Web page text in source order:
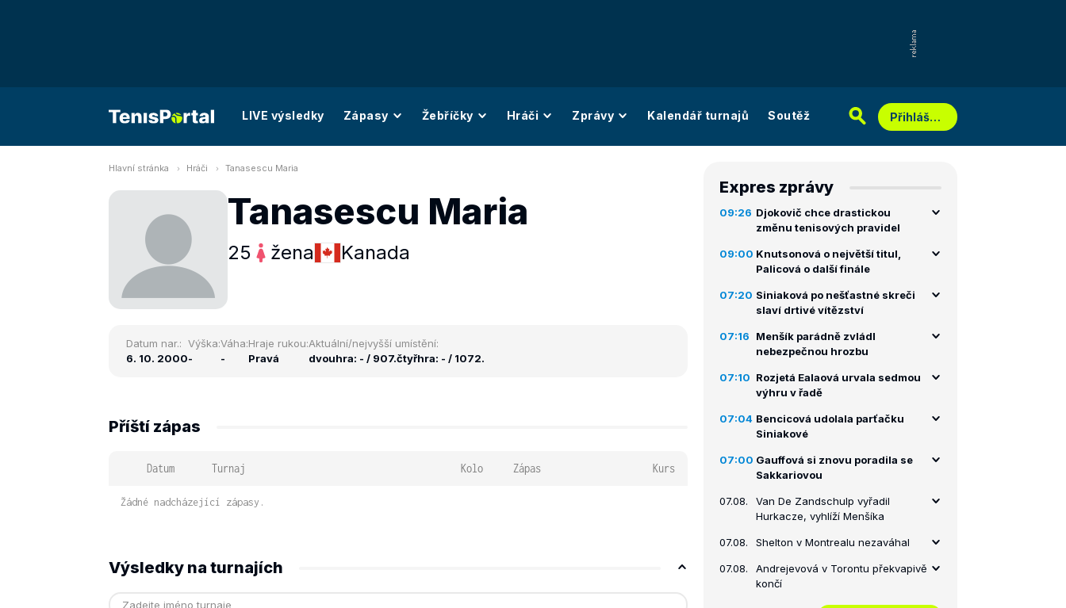
LIVE výsledky Zápasy Žebříčky Hráči Zprávy Kalendář turnajů Soutěž Přihlášení
Hlavní stránka Hráči Tanasescu Maria
Tanasescu Maria
25 žena Kanada
Datum nar.:
6. 10. 2000
Výška:
-
Váha:
-
Hraje rukou:
Pravá
Aktuální/nejvyšší umístění:
dvouhra: - / 907.čtyřhra: - / 1072.
Příští zápas
Datum Turnaj Kolo Zápas Kurs
Žádné nadcházející zápasy.
Výsledky na turnajích
Expres zprávy
09:26 Djokovič chce drastickou
změnu tenisových pravidel
09:00 Knutsonová o největší titul,
Palicová o další finále
07:20 Siniaková po nešťastné skreči
slaví drtivé vítězství
07:16
Menšík parádně zvládl
nebezpečnou hrozbu
07:10 Rozjetá Ealaová urvala sedmou
výhru v řadě
07:04 Bencicová udolala parťačku
Siniakové
07:00 Gauffová si znovu poradila se
Sakkariovou
07.08.
Van De Zandschulp vyřadil
Hurkacze, vyhlíží Menšíka
07.08. Shelton v Montrealu nezaváhal
07.08.
Andrejevová v Torontu překvapivě
končí